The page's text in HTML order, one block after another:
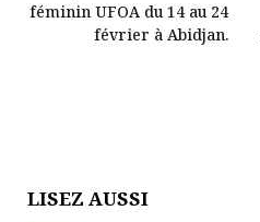
féminin UFOA du 14 au 24
février à Abidjan.
LISEZ AUSSI